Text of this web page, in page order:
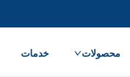
محصولات خدمات